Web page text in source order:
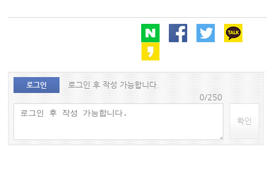
로그인
로그인 후 작성 가능합니다.
0/250
확인